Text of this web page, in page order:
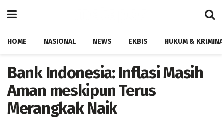
HOME NASIONAL NEWS EKBIS HUKUM &
Bank Indonesia: Inflasi Masih
Aman meskipun Terus
Merangkak Naik